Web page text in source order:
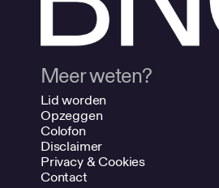
Meer weten?
Lid worden
Opzeggen
Colofon
Disclaimer
Privacy & Cookies
Contact